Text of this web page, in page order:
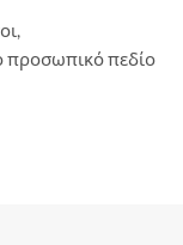
προσωπικό πεδίο